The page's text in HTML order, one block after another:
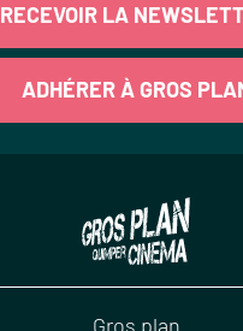
RECEVOIR LA
ADHÉRER À GROS
Gros plan